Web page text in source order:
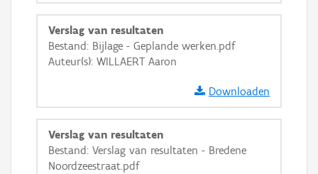
Basis Lagen
Ortho
GRB-Basiskaart in grijswaarden
Verslag van resultaten
Bestand: Bijlage - Geplande werken.pdf
Auteur(s): WILLAERT Aaron
Downloaden
Verslag van resultaten
Bestand: Verslag van resultaten - Bredene
Noordzeestraat.pdf